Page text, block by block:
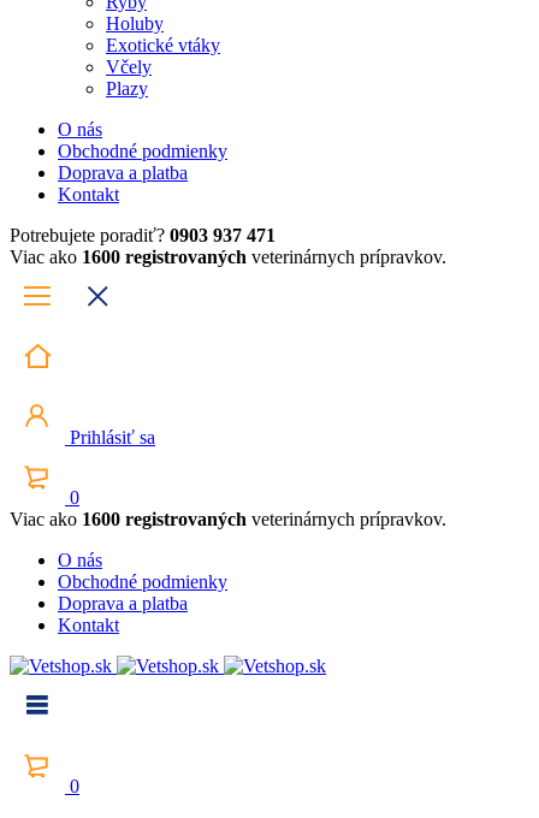
Holuby
Exotické vtáky
Včely
Plazy
O nás
Obchodné podmienky
Doprava a platba
Kontakt
Potrebujete poradiť? 0903 937 471
Viac ako 1600 registrovaných veterinárnych prípravkov.
Prihlásiť sa
0
Viac ako 1600 registrovaných veterinárnych prípravkov.
O nás
Obchodné podmienky
Doprava a platba
Kontakt
0